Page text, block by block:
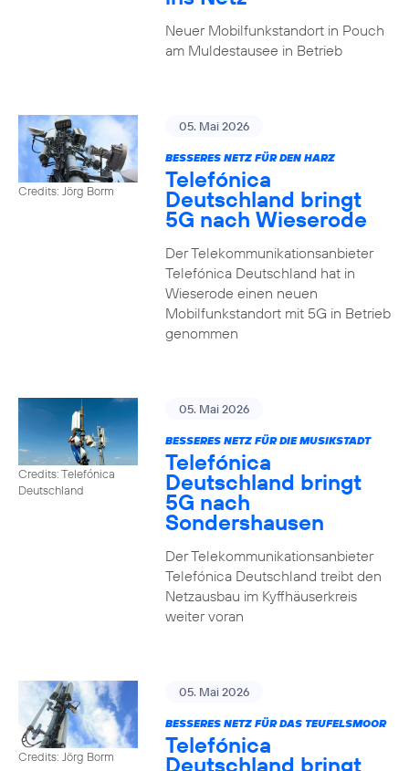
Neuer Mobilfunkstandort in Pouch
am Muldestausee in Betrieb
Credits: Jörg Borm
05. Mai 2026
BESSERES NETZ FÜR DEN HARZ
Telefónica
Deutschland bringt
5G nach Wieserode
Der Telekommunikationsanbieter
Telefónica Deutschland hat in
Wieserode einen neuen
Mobilfunkstandort mit 5G in Betrieb
genommen
Credits: Telefónica
Deutschland
05. Mai 2026
BESSERES NETZ FÜR DIE MUSIKSTADT
Telefónica
Deutschland bringt
5G nach
Sondershausen
Der Telekommunikationsanbieter
Telefónica Deutschland treibt den
Netzausbau im Kyffhäuserkreis
weiter voran
Credits: Jörg Borm
05. Mai 2026
BESSERES NETZ FÜR DAS TEUFELSMOOR
Telefónica
Deutschland bringt